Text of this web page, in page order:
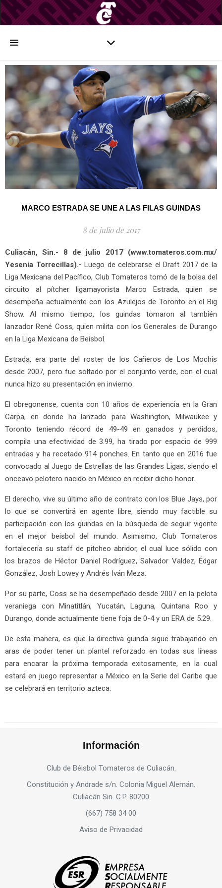
MARCO ESTRADA SE UNE A LAS FILAS GUINDAS
8 de julio de 2017
Culiacán, Sin.- 8 de julio 2017 (www.tomateros.com.mx/
Yesenia Torrecillas).- Luego de celebrarse el Draft 2017 de la
Liga Mexicana del Pacífico, Club Tomateros tomó de la bolsa del
circuito al pítcher ligamayorista Marco Estrada, quien se
desempeña actualmente con los Azulejos de Toronto en el Big
Show. Al mismo tiempo, los guindas tomaron al también
lanzador René Coss, quien milita con los Generales de Durango
en la Liga Mexicana de Beisbol.
Estrada, era parte del roster de los Cañeros de Los Mochis
desde 2007, pero fue soltado por el conjunto verde, con el cual
nunca hizo su presentación en invierno.
El obregonense, cuenta con 10 años de experiencia en la Gran
Carpa, en donde ha lanzado para Washington, Milwaukee y
Toronto teniendo récord de 49-49 en ganados y perdidos,
compila una efectividad de 3.99, ha tirado por espacio de 999
entradas y ha recetado 914 ponches. En tanto que en 2016 fue
convocado al Juego de Estrellas de las Grandes Ligas, siendo el
onceavo pelotero nacido en México en recibir dicho honor.
El derecho, vive su último año de contrato con los Blue Jays, por
lo que se convertirá en agente libre, siendo muy factible su
participación con los guindas en la búsqueda de seguir vigente
en el mejor beisbol del mundo. Asimismo, Club Tomateros
fortalecería su staff de pitcheo abridor, el cual luce sólido con
los brazos de Héctor Daniel Rodríguez, Salvador Valdez, Édgar
González, Josh Lowey y Andrés Iván Meza.
Por su parte, Coss se ha desempeñado desde 2007 en la pelota
veraniega con Minatitlán, Yucatán, Laguna, Quintana Roo y
Durango, donde actualmente tiene foja de 0-4 y un ERA de 5.29.
De esta manera, es que la directiva guinda sigue trabajando en
aras de poder tener un plantel reforzado en todas sus líneas
para encarar la próxima temporada exitosamente, en la cual
estará en juego representar a México en la Serie del Caribe que
se celebrará en territorio azteca.
Información
Club de Béisbol Tomateros de Culiacán.
Constitución y Andrade s/n. Colonia Miguel Alemán.
Culiacán Sin. C.P. 80200
(667) 758 34 00
Aviso de Privacidad